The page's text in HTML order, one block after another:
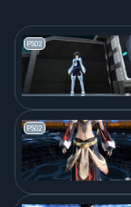
PSO2
PSO2